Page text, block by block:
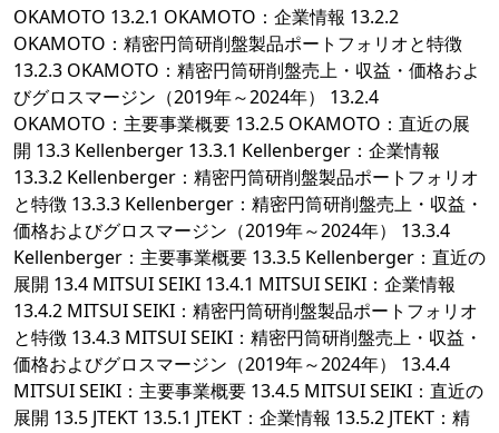
OKAMOTO 13.2.1 OKAMOTO：企業情報 13.2.2
OKAMOTO：精密円筒研削盤製品ポートフォリオと特徴
13.2.3 OKAMOTO：精密円筒研削盤売上・収益・価格およ
びグロスマージン（2019年～2024年） 13.2.4
OKAMOTO：主要事業概要 13.2.5 OKAMOTO：直近の展
開 13.3 Kellenberger 13.3.1 Kellenberger：企業情報
13.3.2 Kellenberger：精密円筒研削盤製品ポートフォリオ
と特徴 13.3.3 Kellenberger：精密円筒研削盤売上・収益・
価格およびグロスマージン（2019年～2024年） 13.3.4
Kellenberger：主要事業概要 13.3.5 Kellenberger：直近の
展開 13.4 MITSUI SEIKI 13.4.1 MITSUI SEIKI：企業情報
13.4.2 MITSUI SEIKI：精密円筒研削盤製品ポートフォリオ
と特徴 13.4.3 MITSUI SEIKI：精密円筒研削盤売上・収益・
価格およびグロスマージン（2019年～2024年） 13.4.4
MITSUI SEIKI：主要事業概要 13.4.5 MITSUI SEIKI：直近の
展開 13.5 JTEKT 13.5.1 JTEKT：企業情報 13.5.2 JTEKT：精